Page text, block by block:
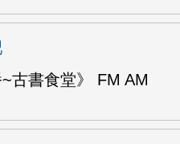
~古書食堂》 FM AM